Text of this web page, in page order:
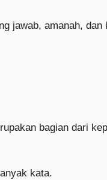
jawab, amanah, dan
bagian dari
kata.